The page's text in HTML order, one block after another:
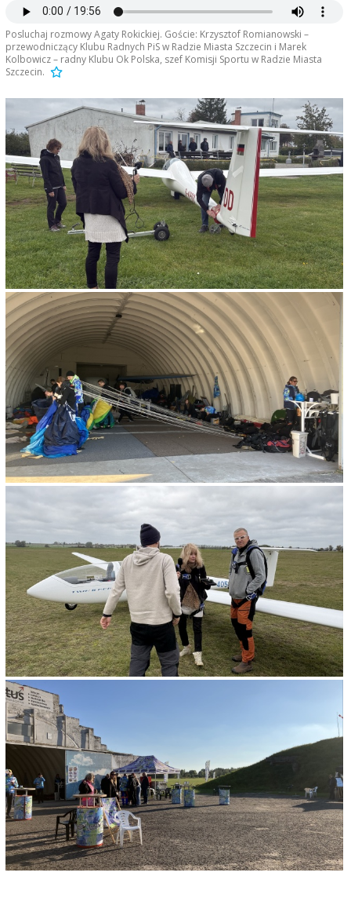
Posluchaj rozmowy Agaty Rokickiej. Goście: Krzysztof Romianowski –
przewodniczący Klubu Radnych PiS w Radzie Miasta Szczecin i Marek
Kolbowicz – radny Klubu Ok Polska, szef Komisji Sportu w Radzie Miasta
Szczecin.